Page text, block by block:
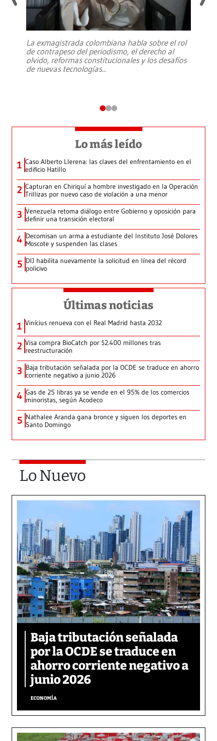
La exmagistrada colombiana habla sobre el rol
de contrapeso del periodismo, el derecho al
olvido, reformas constitucionales y los desafíos
de nuevas tecnologías...
Lo más leído
1 Caso Alberto Llerena: las claves del enfrentamiento en el
edificio Hatillo
2 Capturan en Chiriquí a hombre investigado en la Operación
Trillizas por nuevo caso de violación a una menor
3 Venezuela retoma diálogo entre Gobierno y oposición para
definir una transición electoral
4 Decomisan un arma a estudiante del Instituto José Dolores
Moscote y suspenden las clases
5 DIJ habilita nuevamente la solicitud en línea del récord
policivo
Últimas noticias
1 Vinícius renueva con el Real Madrid hasta 2032
2 Visa compra BioCatch por $2.400 millones tras
reestructuración
3 Baja tributación señalada por la OCDE se traduce en ahorro
corriente negativo a junio 2026
4 Gas de 25 libras ya se vende en el 95% de los comercios
minoristas, según Acodeco
5 Nathalee Aranda gana bronce y siguen los deportes en
Santo Domingo
Lo Nuevo
Baja tributación señalada
por la OCDE se traduce en
ahorro corriente negativo a
junio 2026
ECONOMÍA